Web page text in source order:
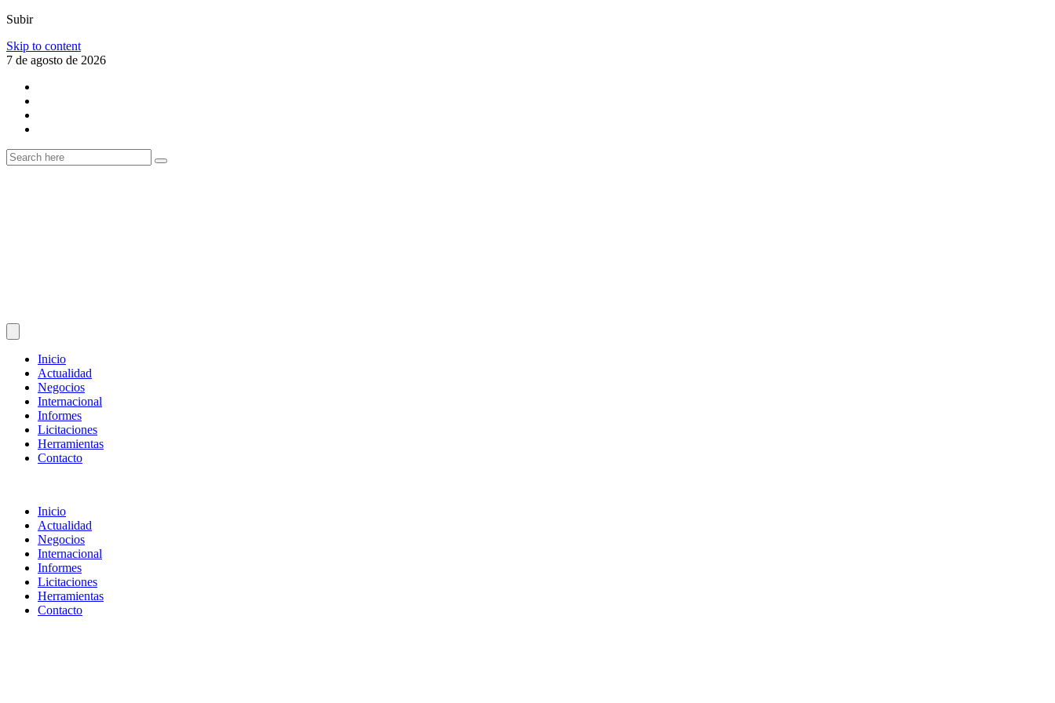
Subir
Skip to content
7 de agosto de 2026
Inicio
Actualidad
Negocios
Internacional
Informes
Licitaciones
Herramientas
Contacto
Inicio
Actualidad
Negocios
Internacional
Informes
Licitaciones
Herramientas
Contacto